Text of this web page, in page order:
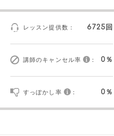
レッスン提供数： 6725回
講師のキャンセル率 ： 0％
すっぽかし率 ： 0％